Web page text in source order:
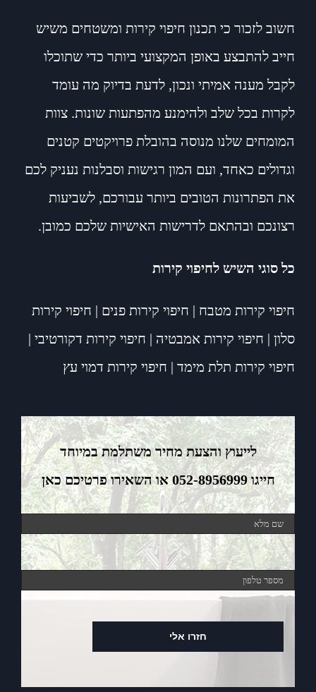
חשוב לזכור כי תכנון חיפוי קירות ומשטחים משיש
חייב להתבצע באופן המקצועי ביותר כדי שתוכלו
לקבל מענה אמיתי ונכון, לדעת בדיוק מה עומד
לקרות בכל שלב ולהימנע מהפתעות שונות. צוות
המומחים שלנו מנוסה בהובלת פרויקטים קטנים
וגדולים כאחד, ועם המון רגישות וסבלנות נעניק לכם
את הפתרונות הטובים ביותר עבורכם, לשביעות
רצונכם ובהתאם לדרישות האישיות שלכם כמובן.
כל סוגי השיש לחיפוי קירות
חיפוי קירות מטבח | חיפוי קירות פנים | חיפוי קירות
סלון | חיפוי קירות אמבטיה | חיפוי קירות דקורטיבי |
חיפוי קירות תלת מימד | חיפוי קירות דמוי עץ
לייעוץ והצעת מחיר משתלמת במיוחד
חייגו 052-8956999 או השאירו פרטיכם כאן